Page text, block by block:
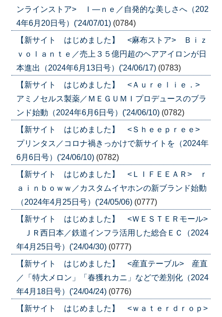
ンラインストア> Ｉ―ｎｅ／自発的な美しさへ（202
4年6月20日号）('24/07/01) (0784)
【新サイト はじめました】 <麻布ストア> Ｂｉｚ
ｖｏｌａｎｔｅ／売上３５億円超のヘアアイロンが日
本進出（2024年6月13日号）('24/06/17) (0783)
【新サイト はじめました】 <Ａｕｒｅｌｉｅ．>
アミノセルス製薬／ＭＥＧＵＭＩプロデュースのブラ
ンド始動（2024年6月6日号）('24/06/10) (0782)
【新サイト はじめました】 <Ｓｈｅｅｐｒｅｅ>
プリンタス／コロナ禍きっかけで新サイトを（2024年
6月6日号）('24/06/10) (0782)
【新サイト はじめました】 <ＬＩＦＥＥＡＲ> ｒ
ａｉｎｂｏｗｗ／カスタムイヤホンの新ブランド始動
（2024年4月25日号）('24/05/06) (0777)
【新サイト はじめました】 <ＷＥＳＴＥＲモール>
ＪＲ西日本／鉄道インフラ活用した総合ＥＣ（2024
年4月25日号）('24/04/30) (0777)
【新サイト はじめました】 <産直テーブル> 産直
／「特大メロン」「春獲れカニ」などで差別化（2024
年4月18日号）('24/04/24) (0776)
【新サイト はじめました】 <ｗａｔｅｒｄｒｏｐ>